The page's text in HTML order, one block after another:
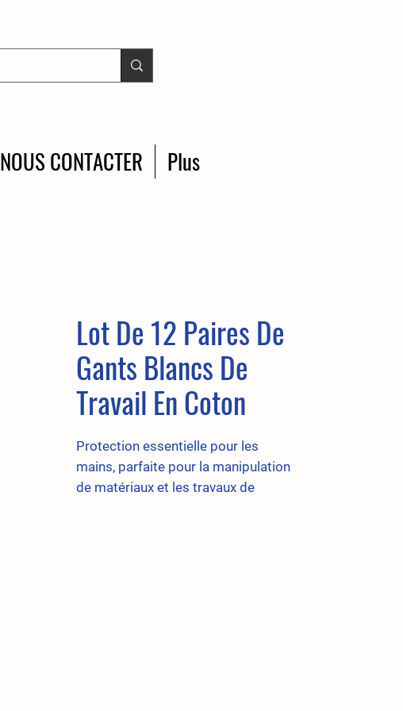
NOUS CONTACTER Plus
Lot De 12 Paires De
Gants Blancs De
Travail En Coton
Protection essentielle pour les
mains, parfaite pour la manipulation
de matériaux et les travaux de